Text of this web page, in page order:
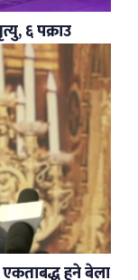
६ पक्राउ
हुने बेला